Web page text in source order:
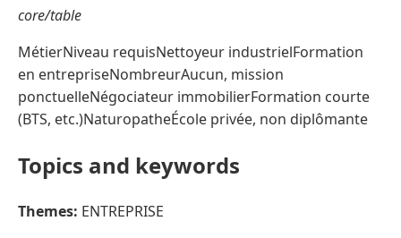
core/table
MétierNiveau requisNettoyeur industrielFormation
en entrepriseNombreurAucun, mission
ponctuelleNégociateur immobilierFormation courte
(BTS, etc.)NaturopatheÉcole privée, non diplômante
Topics and keywords
Themes: ENTREPRISE